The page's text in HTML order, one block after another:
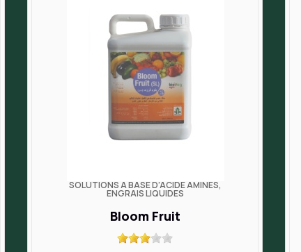
SOLUTIONS À BASE D’ACIDE AMINÉS,
ENGRAIS LIQUIDES
Bloom Fruit